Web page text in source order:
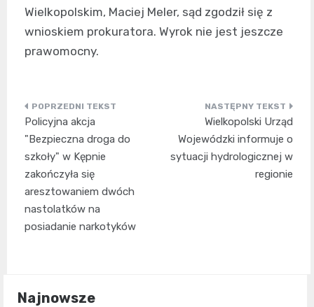
Wielkopolskim, Maciej Meler, sąd zgodził się z
wnioskiem prokuratora. Wyrok nie jest jeszcze
prawomocny.
Nawigacja
wpisu
Policyjna akcja
"Bezpieczna droga do
szkoły" w Kępnie
zakończyła się
aresztowaniem dwóch
nastolatków na
posiadanie narkotyków
Wielkopolski Urząd
Wojewódzki informuje o
sytuacji hydrologicznej w
regionie
Najnowsze